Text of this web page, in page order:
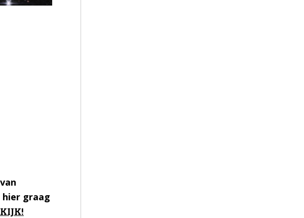
graag